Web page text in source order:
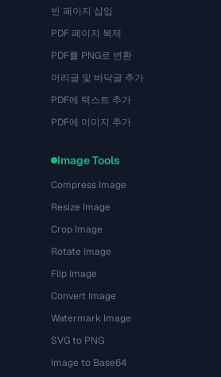
빈 페이지 삽입
PDF 페이지 복제
PDF를 PNG로 변환
머리글 및 바닥글 추가
PDF에 텍스트 추가
PDF에 이미지 추가
Image Tools
Compress Image
Resize Image
Crop Image
Rotate Image
Flip Image
Convert Image
Watermark Image
SVG to PNG
Image to Base64